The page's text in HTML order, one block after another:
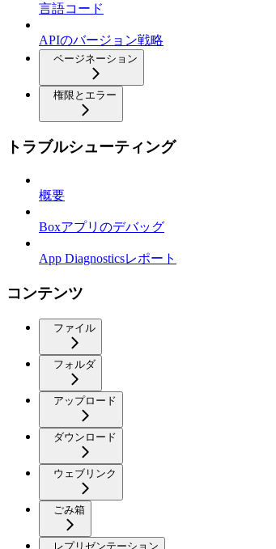
言語コード
APIのバージョン戦略
ページネーション
権限とエラー
トラブルシューティング
概要
Boxアプリのデバッグ
App Diagnosticsレポート
コンテンツ
ファイル
フォルダ
アップロード
ダウンロード
ウェブリンク
ごみ箱
レプリゼンテーション